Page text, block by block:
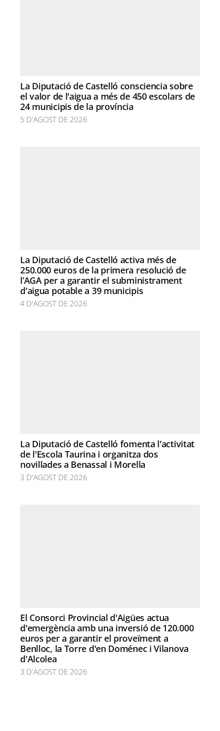
La Diputació de Castelló consciencia sobre
el valor de l'aigua a més de 450 escolars de
24 municipis de la província
5 D'AGOST DE 2026
La Diputació de Castelló activa més de
250.000 euros de la primera resolució de
l’AGA per a garantir el subministrament
d'aigua potable a 39 municipis
4 D'AGOST DE 2026
La Diputació de Castelló fomenta l'activitat
de l'Escola Taurina i organitza dos
novillades a Benassal i Morella
3 D'AGOST DE 2026
El Consorci Provincial d'Aigües actua
d'emergència amb una inversió de 120.000
euros per a garantir el proveïment a
Benlloc, la Torre d'en Doménec i Vilanova
d'Alcolea
3 D'AGOST DE 2026